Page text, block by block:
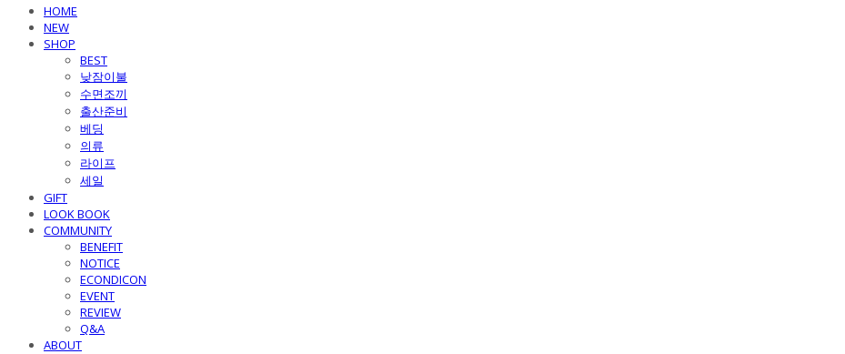
HOME
NEW
SHOP
BEST
낮잠이불
수면조끼
출산준비
베딩
의류
라이프
세일
GIFT
LOOK BOOK
COMMUNITY
BENEFIT
NOTICE
ECONDICON
EVENT
REVIEW
Q&A
ABOUT